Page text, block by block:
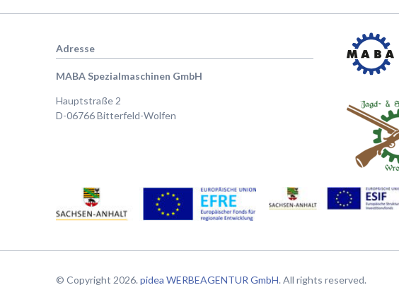
Adresse
MABA Spezialmaschinen GmbH
Hauptstraße 2
D-06766 Bitterfeld-Wolfen
© Copyright 2026.pidea WERBEAGENTUR GmbH. All rights reserved.